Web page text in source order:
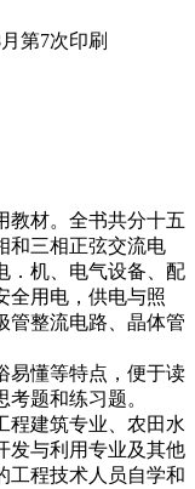
第7次印刷
材。全书共分十五
和三相正弦交流电
．机、电气设备、配
全用电，供电与照
整流电路、晶体管
懂等特点，便于读
题和练习题。
建筑专业、农田水
发与利用专业及其他
工程技术人员自学和